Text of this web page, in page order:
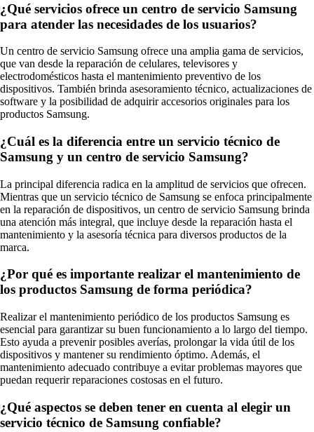
¿Qué servicios ofrece un centro de servicio Samsung
para atender las necesidades de los usuarios?
Un centro de servicio Samsung ofrece una amplia gama de servicios,
que van desde la reparación de celulares, televisores y
electrodomésticos hasta el mantenimiento preventivo de los
dispositivos. También brinda asesoramiento técnico, actualizaciones de
software y la posibilidad de adquirir accesorios originales para los
productos Samsung.
¿Cuál es la diferencia entre un servicio técnico de
Samsung y un centro de servicio Samsung?
La principal diferencia radica en la amplitud de servicios que ofrecen.
Mientras que un servicio técnico de Samsung se enfoca principalmente
en la reparación de dispositivos, un centro de servicio Samsung brinda
una atención más integral, que incluye desde la reparación hasta el
mantenimiento y la asesoría técnica para diversos productos de la
marca.
¿Por qué es importante realizar el mantenimiento de
los productos Samsung de forma periódica?
Realizar el mantenimiento periódico de los productos Samsung es
esencial para garantizar su buen funcionamiento a lo largo del tiempo.
Esto ayuda a prevenir posibles averías, prolongar la vida útil de los
dispositivos y mantener su rendimiento óptimo. Además, el
mantenimiento adecuado contribuye a evitar problemas mayores que
puedan requerir reparaciones costosas en el futuro.
¿Qué aspectos se deben tener en cuenta al elegir un
servicio técnico de Samsung confiable?